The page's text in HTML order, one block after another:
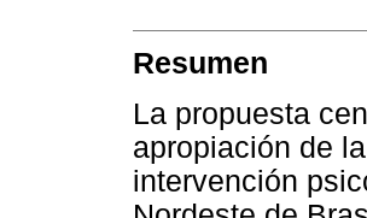
Resumen
La propuesta
apropiación de
intervención